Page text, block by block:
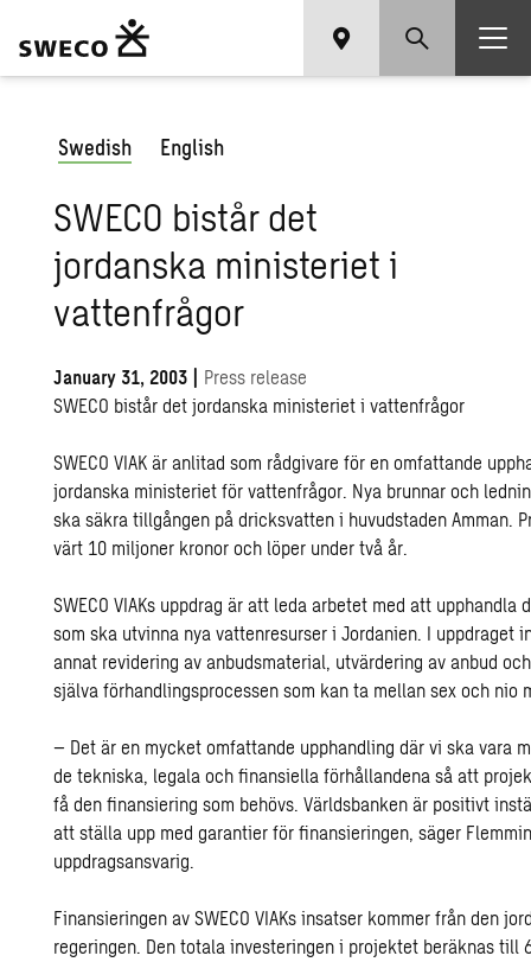
Swedish English
SWECO bistår det
jordanska ministeriet i
vattenfrågor
January 31, 2003 | Press release
SWECO bistår det jordanska ministeriet i vattenfrågor
SWECO VIAK är anlitad som rådgivare för en omfattande
jordanska ministeriet för vattenfrågor. Nya brunnar och
ska säkra tillgången på dricksvatten i huvudstaden Amman.
värt 10 miljoner kronor och löper under två år.
SWECO VIAKs uppdrag är att leda arbetet med att upphandla
som ska utvinna nya vattenresurser i Jordanien. I uppdraget
annat revidering av anbudsmaterial, utvärdering av anbud
själva förhandlingsprocessen som kan ta mellan sex och nio
– Det är en mycket omfattande upphandling där vi ska vara
de tekniska, legala och finansiella förhållandena så att
få den finansiering som behövs. Världsbanken är positivt
att ställa upp med garantier för finansieringen, säger
uppdragsansvarig.
Finansieringen av SWECO VIAKs insatser kommer från den
regeringen. Den totala investeringen i projektet beräknas till